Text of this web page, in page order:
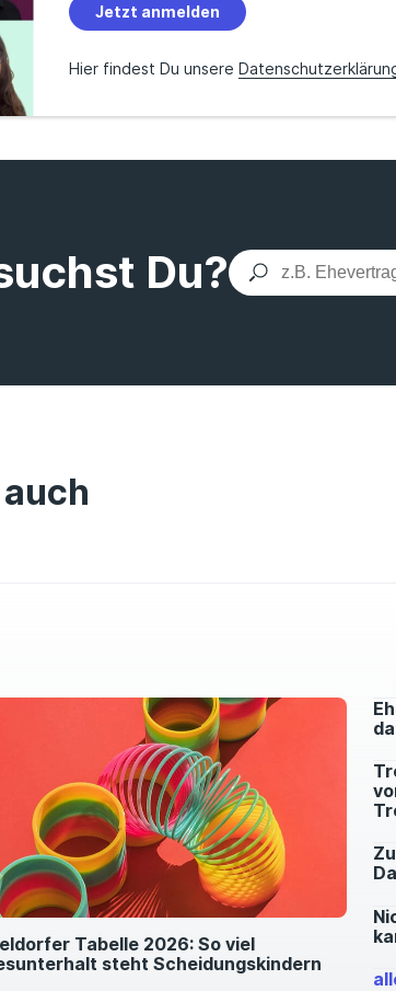
Jetzt anmelden
Hier findest Du unsere
Du?
Tabelle 2026: So viel
steht Scheidungskindern